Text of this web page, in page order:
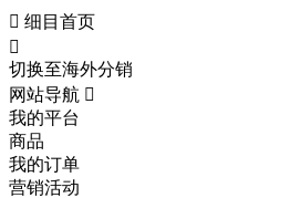
 细目首页

切换至海外分销
网站导航 
我的平台
商品
我的订单
营销活动